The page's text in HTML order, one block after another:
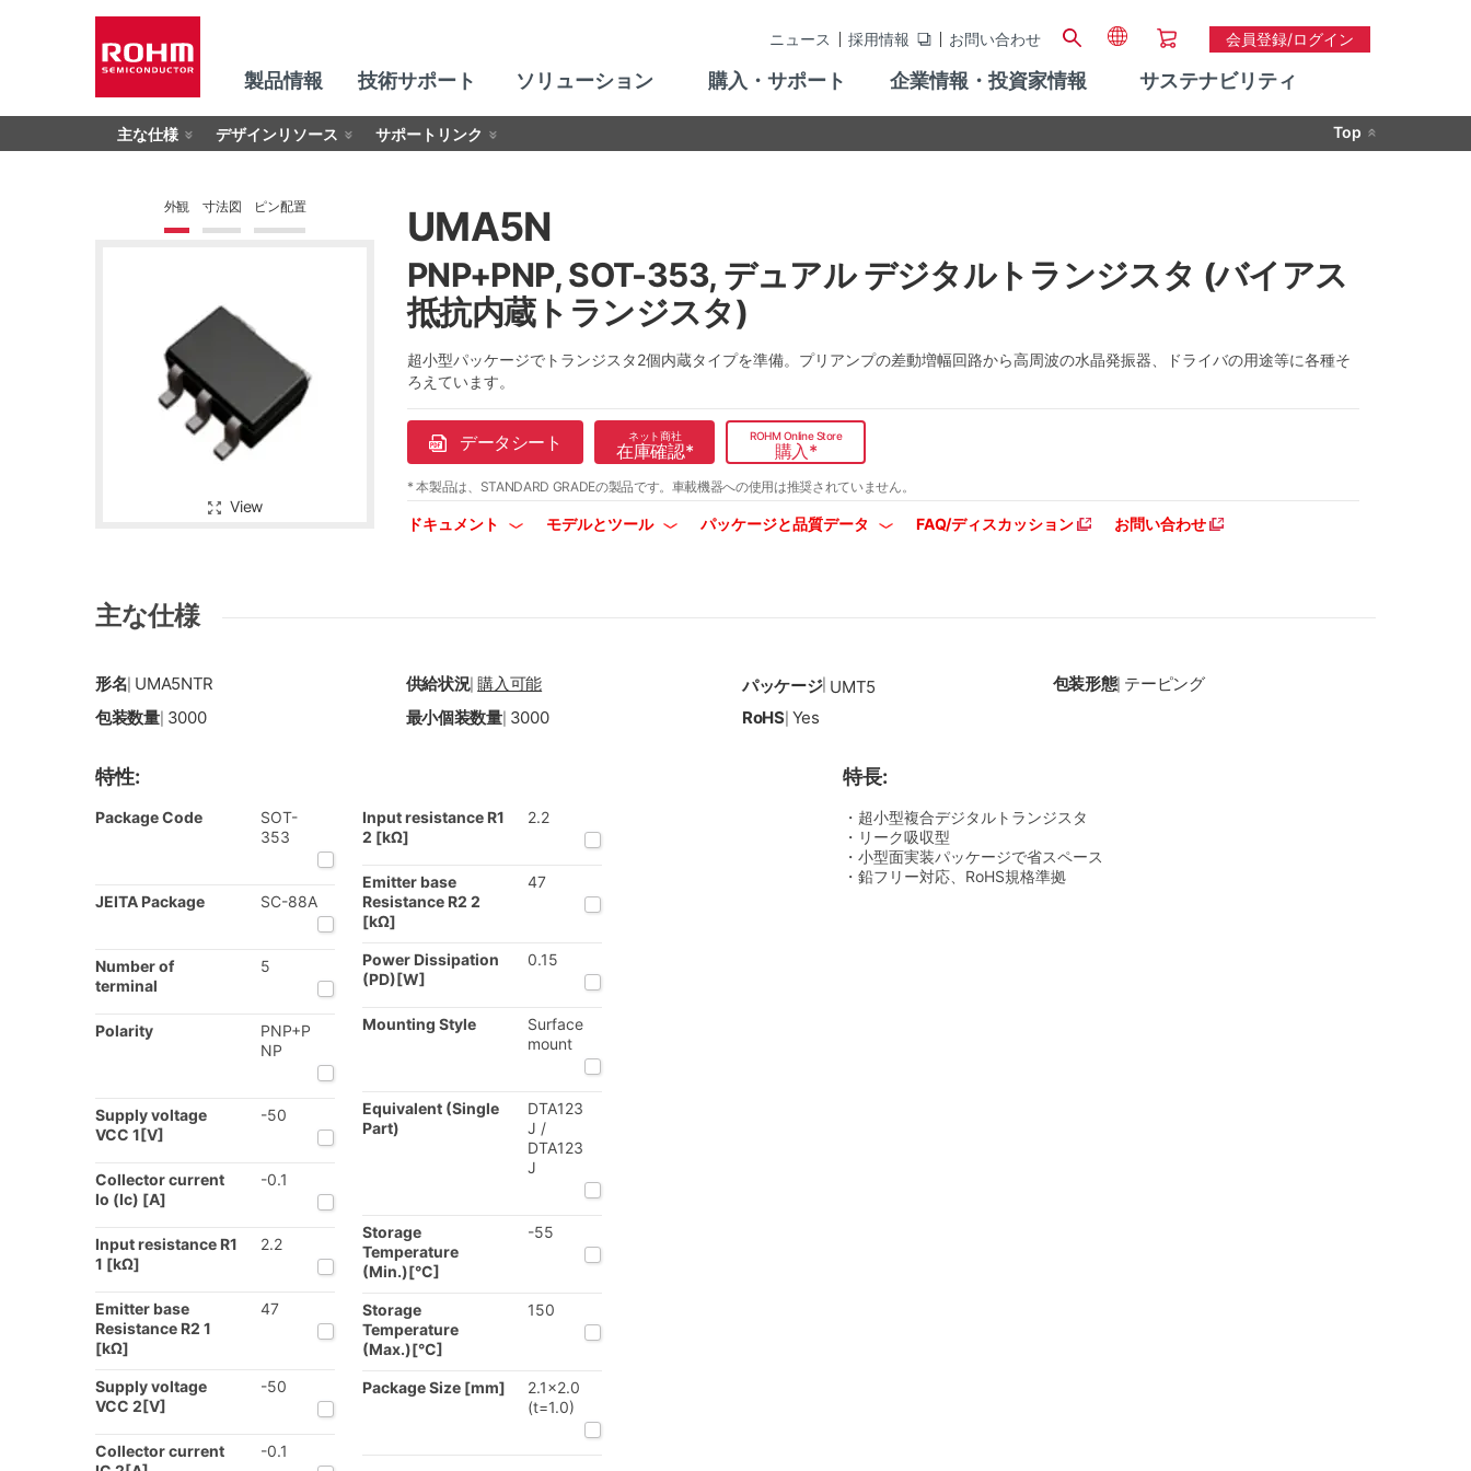
ニュース 採用情報 お問い合わせ 会員登録/ログイン
製品情報 技術サポート ソリューション 購入・サポート 企業情報・投資家情報 サステナビリティ
主な仕様 デザインリソース サポートリンク Top
外観 寸法図 ピン配置
View
UMA5N
PNP+PNP, SOT-353, デュアル デジタルトランジスタ (バイアス
抵抗内蔵トランジスタ)
超小型パッケージでトランジスタ2個内蔵タイプを準備。プリアンプの差動増幅回路から高周波の水晶発振器、ドライバの用途等に各種そ
ろえています。
データシート ネット商社
在庫確認*
ROHM Online Store
購入*
* 本製品は、STANDARD GRADEの製品です。 車載機器への使用は推奨されていません。
ドキュメント モデルとツール パッケージと品質データ FAQ/ディスカッション お問い合わせ
主な仕様
形名 UMA5NTR 供給状況|購入可能 パッケージ| UMT5 包装形態| テーピング
包装数量| 3000 最小個装数量| 3000 RoHS| Yes
特性:
Package Code
SOT-
353
JEITA Package SC-88A
Number of
terminal
5
Polarity
PNP+P
NP
Supply voltage
VCC 1[V]
-50
Collector current
Io (Ic) [A]
-0.1
Input resistance R1
1 [kΩ]
2.2
Emitter base
Resistance R2 1
[kΩ]
47
Supply voltage
VCC 2[V]
-50
Collector current
-0.1
Input resistance R1
2 [kΩ]
2.2
Emitter base
Resistance R2 2
[kΩ]
47
Power Dissipation
(PD)[W]
0.15
Mounting Style
Surface
mount
Equivalent (Single
Part)
DTA123
J /
DTA123
J
Storage
Temperature
(Min.)[°C]
-55
Storage
Temperature
(Max.)[°C]
150
Package Size [mm]
2.1x2.0
(t=1.0)
特長:
・超小型複合デジタルトランジスタ
・リーク吸収型
・小型面実装パッケージで省スペース
・鉛フリー対応、RoHS規格準拠